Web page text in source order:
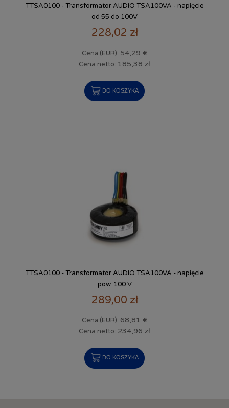
TTSA0100 - Transformator AUDIO TSA100VA - napięcie
od 55 do 100V
228,02 zł
Cena (EUR): 54,29 €
Cena netto: 185,38 zł
DO KOSZYKA
TTSA0100 - Transformator AUDIO TSA100VA - napięcie
pow. 100 V
289,00 zł
Cena (EUR): 68,81 €
Cena netto: 234,96 zł
DO KOSZYKA